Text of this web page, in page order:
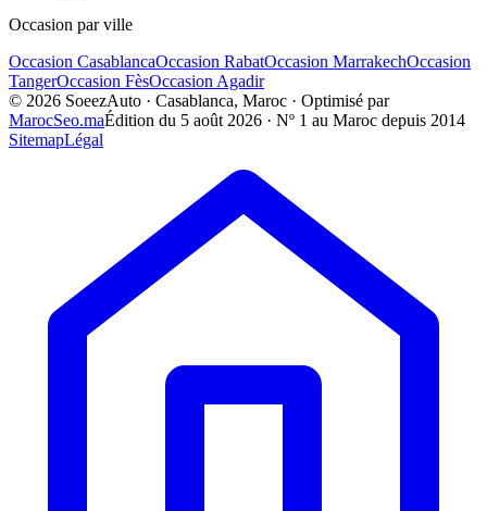
Occasion par ville
Occasion CasablancaOccasion RabatOccasion MarrakechOccasion
TangerOccasion FèsOccasion Agadir
© 2026 SoeezAuto · Casablanca, Maroc · Optimisé par
MarocSeo.maÉdition du 5 août 2026 · Nº 1 au Maroc depuis 2014
SitemapLégal